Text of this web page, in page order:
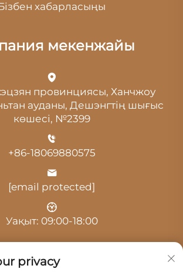
хабарласыңы
мекенжайы
провинциясы, Ханчжоу
ауданы, Дешэнгтің шығыс
көшесі, №2399
+86-18069880575
[email protected]
Уақыт: 09:00-18:00
privacy